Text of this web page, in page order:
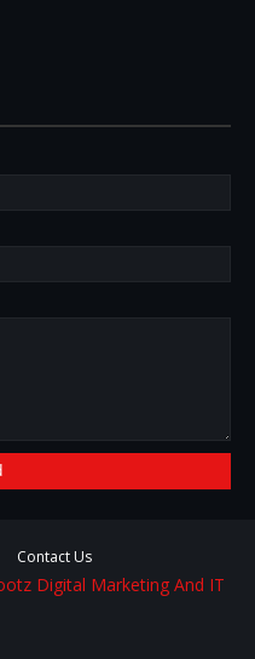
Contact Us
Digital Marketing And IT